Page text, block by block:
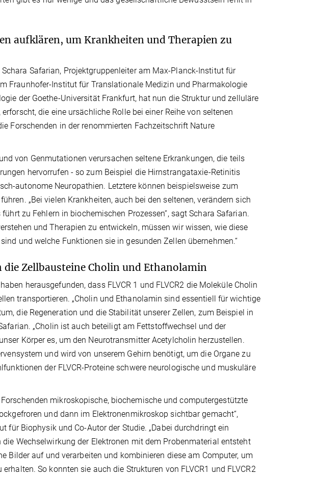
aufklären, um Krankheiten und Therapien zu
Safarian, Projektgruppenleiter am Max-Planck-Institut für
Fraunhofer-Institut für Translationale Medizin und Pharmakologie
der Goethe-Universität Frankfurt, hat nun die Struktur und zelluläre
die eine ursächliche Rolle bei einer Reihe von seltenen
Forschenden in der renommierten Fachzeitschrift Nature
von Genmutationen verursachen seltene Erkrankungen, die teils
hervorrufen - so zum Beispiel die Hirnstrangataxie-Retinitis
autonome Neuropathien. Letztere können beispielsweise zum
„Bei vielen Krankheiten, auch bei den seltenen, verändern sich
zu Fehlern in biochemischen Prozessen“, sagt Schara Safarian.
und Therapien zu entwickeln, müssen wir wissen, wie diese
und welche Funktionen sie in gesunden Zellen übernehmen.“
die Zellbausteine Cholin und Ethanolamin
herausgefunden, dass FLVCR 1 und FLVCR2 die Moleküle Cholin
transportieren. „Cholin und Ethanolamin sind essentiell für wichtige
die Regeneration und die Stabilität unserer Zellen, zum Beispiel in
„Cholin ist auch beteiligt am Fettstoffwechsel und der
Körper es, um den Neurotransmitter Acetylcholin herzustellen.
und wird von unserem Gehirn benötigt, um die Organe zu
der FLVCR-Proteine schwere neurologische und muskuläre
mikroskopische, biochemische und computergestützte
und dann im Elektronenmikroskop sichtbar gemacht“,
für Biophysik und Co-Autor der Studie. „Dabei durchdringt ein
Wechselwirkung der Elektronen mit dem Probenmaterial entsteht
Bilder auf und verarbeiten und kombinieren diese am Computer, um
So konnten sie auch die Strukturen von FLVCR1 und FLVCR2